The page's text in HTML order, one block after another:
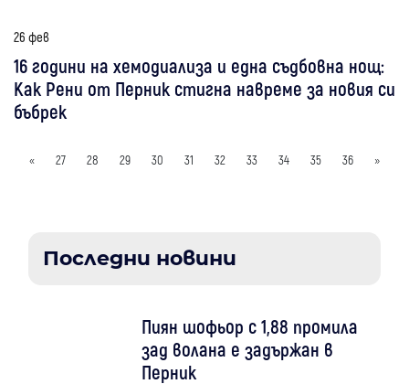
26 фев
16 години на хемодиализа и една съдбовна нощ:
Как Рени от Перник стигна навреме за новия си
бъбрек
« 27 28 29 30 31 32 33 34 35 36 »
Последни новини
Пиян шофьор с 1,88 промила
зад волана е задържан в
Перник